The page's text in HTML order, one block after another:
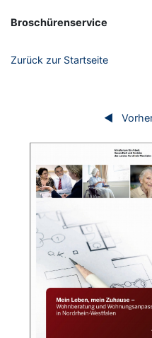
Broschürenservice
Zurück zur Startseite